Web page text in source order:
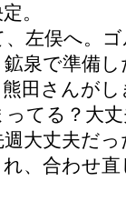
。
左俣へ。
泉で準備
田さんが
てる？大
大丈夫だ
、合わせ